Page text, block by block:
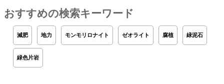
おすすめの検索キーワード
減肥 地力 モンモリロナイト ゼオライト 腐植 緑泥石
緑色片岩